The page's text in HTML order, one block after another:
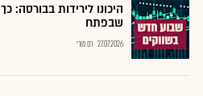
היכונו לירידות בבורסה:
שבפתח
27.07.2026 רם מורי